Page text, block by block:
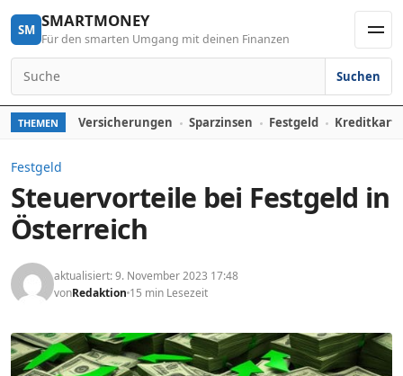
Skip to content
SM SMARTMONEY
Für den smarten Umgang mit deinen Finanzen
Search for:
Suchen
THEMEN Versicherungen Sparzinsen Festgeld
Festgeld
Steuervorteile bei Festgeld in
Österreich
aktualisiert: 9. November 2023 17:48
vonRedaktion 15 min Lesezeit